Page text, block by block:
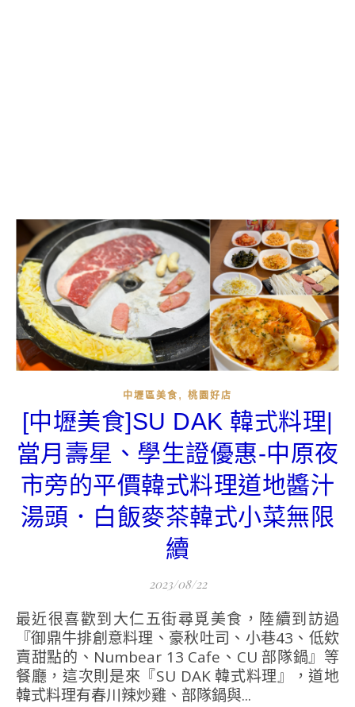
中壢區美食 , 桃園好店
[中壢美食]SU DAK 韓式料理|
當月壽星、學生證優惠-中原夜
市旁的平價韓式料理道地醬汁
湯頭．白飯麥茶韓式小菜無限
續
2023/08/22
最近很喜歡到大仁五街尋覓美食，陸續到訪過
『御鼎牛排創意料理、豪秋吐司、小巷43、低欸
賣甜點的、Numbear 13 Cafe、CU 部隊鍋』等
餐廳，這次則是來『SU DAK 韓式料理』，道地
韓式料理有春川辣炒雞、部隊鍋與...